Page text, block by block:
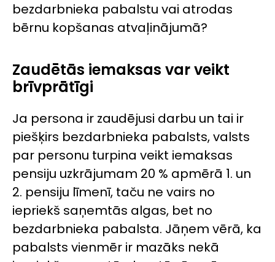
bezdarbnieka pabalstu vai atrodas
bērnu kopšanas atvaļinājumā?
Zaudētās iemaksas var veikt
brīvprātīgi
Ja persona ir zaudējusi darbu un tai ir
piešķirs bezdarbnieka pabalsts, valsts
par personu turpina veikt iemaksas
pensiju uzkrājumam 20 % apmērā 1. un
2. pensiju līmenī, taču ne vairs no
iepriekš saņemtās algas, bet no
bezdarbnieka pabalsta. Jāņem vērā, ka
pabalsts vienmēr ir mazāks nekā